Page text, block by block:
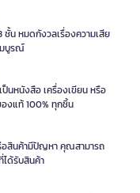
น หมดกังวลเรื่องความเสีย
บูรณ์
นหนังสือ เครื่องเขียน หรือ
งแท้ 100% ทุกชิ้น
อสินค้ามีปัญหา คุณสามารถ
ได้รับสินค้า